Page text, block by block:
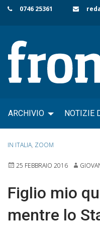
Skip
content
0746 25361
ARCHIVIO NOTIZIE
IN ITALIA, ZOOM
25 FEBBRAIO 2016
Figlio mio
mentre lo